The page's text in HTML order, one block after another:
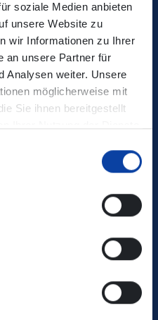
soziale Medien anbieten
unsere Website zu
wir Informationen zu Ihrer
an unsere Partner für
Analysen weiter. Unsere
möglicherweise mit
Sie ihnen bereitgestellt
Mittelrheinbahn (RB 26)
express.de,
E-Mail unter